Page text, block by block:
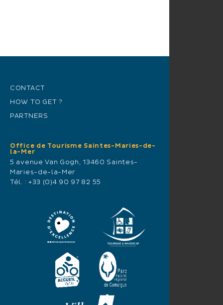
CONTACT
HOW TO GET ?
PARTNERS
Office de Tourisme Saintes-Maries-de-
la-Mer
5 avenue Van Gogh, 13460 Saintes-
Maries-de-la-Mer
Tél. : +33 (0)4 90 97 82 55